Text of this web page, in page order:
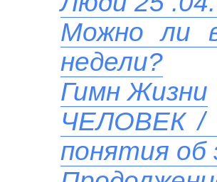
Можно ли
недели?
Гимн Жизни
ЧЕЛОВЕК /
понятия об